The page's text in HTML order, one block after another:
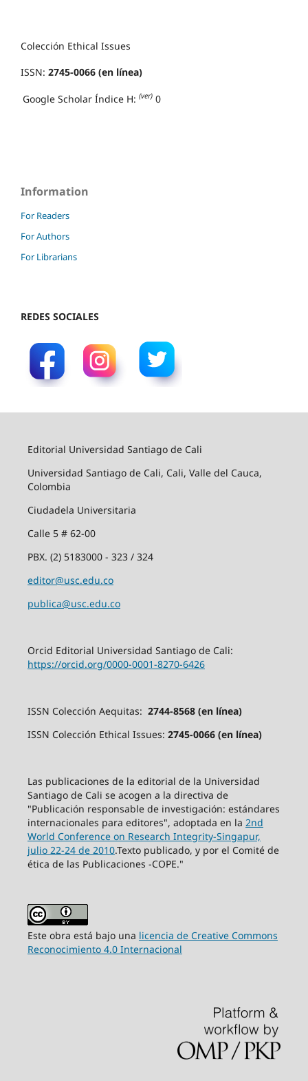
Colección Ethical Issues
ISSN: 2745-0066 (en línea)
Google Scholar Índice H: (ver) 0
Information
For Readers
For Authors
For Librarians
REDES SOCIALES
Editorial Universidad Santiago de Cali
Universidad Santiago de Cali, Cali, Valle del Cauca,
Colombia
Ciudadela Universitaria
Calle 5 # 62-00
PBX. (2) 5183000 - 323 / 324
editor@usc.edu.co
publica@usc.edu.co
Orcid Editorial Universidad Santiago de Cali:
https://orcid.org/0000-0001-8270-6426
ISSN Colección Aequitas: 2744-8568 (en línea)
ISSN Colección Ethical Issues: 2745-0066 (en línea)
Las publicaciones de la editorial de la Universidad
Santiago de Cali se acogen a la directiva de
"Publicación responsable de investigación: estándares
internacionales para editores", adoptada en la 2nd
World Conference on Research Integrity-Singapur,
julio 22-24 de 2010.Texto publicado, y por el Comité de
ética de las Publicaciones -COPE."
Este obra está bajo una licencia de Creative Commons
Reconocimiento 4.0 Internacional